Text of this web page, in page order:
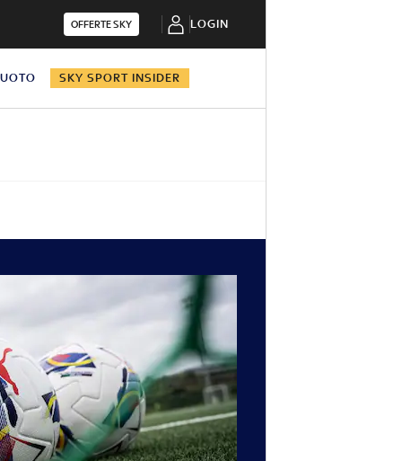
OFFERTE SKY LOGIN
SKY SPORT INSIDER